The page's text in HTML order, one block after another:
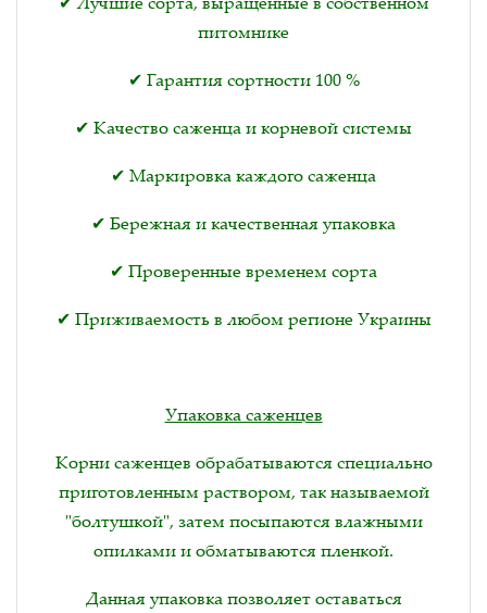
питомнике
✔ Гарантия сортности 100 %
✔ Качество саженца и корневой системы
✔ Маркировка каждого саженца
✔ Бережная и качественная упаковка
✔ Проверенные временем сорта
✔ Приживаемость в любом регионе Украины
Упаковка саженцев
Корни саженцев обрабатываются специально
приготовленным раствором, так называемой
"болтушкой", затем посыпаются влажными
опилками и обматываются пленкой.
Данная упаковка позволяет оставаться